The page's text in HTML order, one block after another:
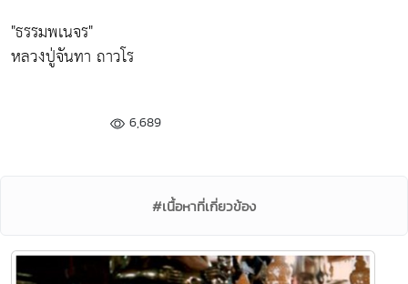
"ธรรมพเนจร"
หลวงปู่จันทา ถาวโร
6,689
#เนื้อหาที่เกี่ยวข้อง